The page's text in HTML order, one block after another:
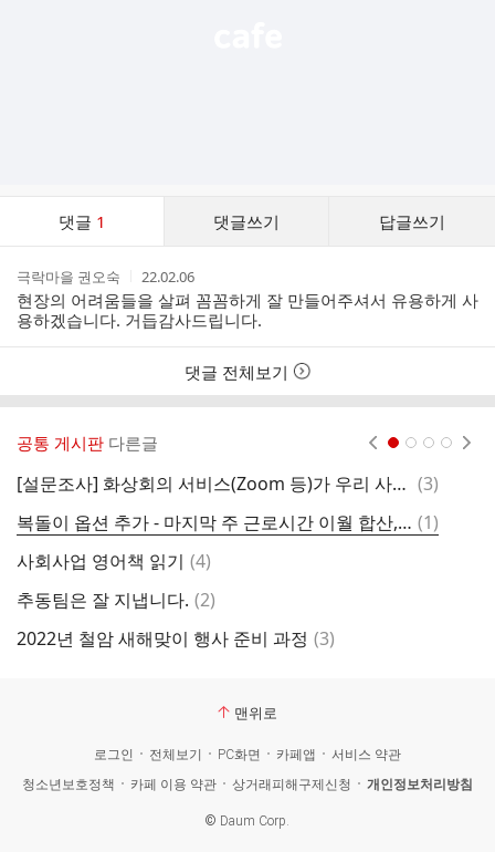
댓글 1 댓글쓰기 답글쓰기
트
작
성
자
극락마을 권오숙
작
성
시
간
22.02.06
현장의 어려움들을 살펴 꼼꼼하게 잘 만들어주셔서 유용하게 사
용하겠습니다. 거듭감사드립니다.
댓글 전체보기
공통 게시판 다른글
[설문조사] 화상회의 서비스(Zoom 등)가 우리 사회에 어떤 영향을 주는가? 댓
(3)
복돌이 옵션 추가 - 마지막 주 근로시간 이월 합산, 상근직 주휴일 댓
글
(1)
사회사업 영어책 읽기 댓
(4)
추동팀은 잘 지냅니다. 댓
(2)
2022년 철암 새해맞이 행사 준비 과정 댓
(3)
맨위로
로그인 전체보기 PC화면 카페앱
서비스 약관
청소년보호정책
카페 이용 약관 상거래피해구제신청 개인정보처리방침
© Daum Corp.